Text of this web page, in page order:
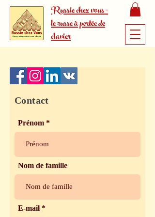
Russie chez vous =
le russe à portée de
clavier
Contact
Prénom
Nom de famille
E-mail